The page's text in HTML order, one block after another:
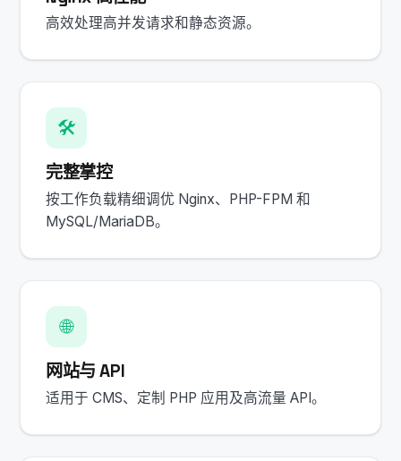
高效处理高并发请求和静态资源。
🛠️
完整掌控
按工作负载精细调优 Nginx、PHP-FPM 和
MySQL/MariaDB。
🌐
网站与 API
适用于 CMS、定制 PHP 应用及高流量 API。